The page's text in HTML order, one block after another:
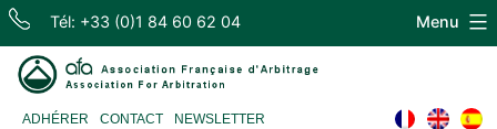
Skip
content
Tél: +33 (0)1 84 60 62 04
ADHÉRER CONTACT NEWSLETTER
Menu